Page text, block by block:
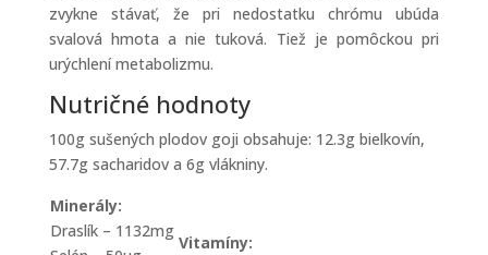
zvykne stávať, že pri nedostatku chrómu ubúda
svalová hmota a nie tuková. Tiež je pomôckou pri
urýchlení metabolizmu.
Nutričné hodnoty
100g sušených plodov goji obsahuje: 12.3g bielkovín,
57.7g sacharidov a 6g vlákniny.
Minerály:
Draslík – 1132mg
Vitamíny: